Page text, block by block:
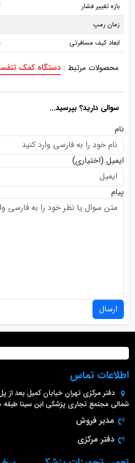
بازه تغییر فشار
۴
زمان رمپ
ابعاد کیف مسافرتی
محصولات مرتبط : دستگاه کمک
سوالی دارید؟ بپرسید...
نام
ایمیل (اختیاری)
پیام
ارسال
اطلاعات تماس
دفتر مرکزی تهران خیابان کمیل بعد از
شمالی مجتمع تجاری پزشکی ابن سینا طبقه
مدیر فروش
دفتر مرکزی